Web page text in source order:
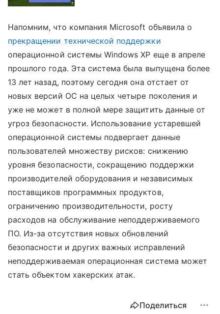
Напомним, что компания Microsoft объявила о
прекращении технической поддержки
операционной системы Windows XP еще в апреле
прошлого года. Эта система была выпущена более
13 лет назад, поэтому сегодня она отстает от
новых версий ОС на целых четыре поколения и
уже не может в полной мере защитить данные от
угроз безопасности. Использование устаревшей
операционной системы подвергает данные
пользователей множеству рисков: снижению
уровня безопасности, сокращению поддержки
производителей оборудования и независимых
поставщиков программных продуктов,
ограничению производительности, росту
расходов на обслуживание неподдерживаемого
ПО. Из-за отсутствия новых обновлений
безопасности и других важных исправлений
неподдерживаемая операционная система может
стать объектом хакерских атак.
Поделиться